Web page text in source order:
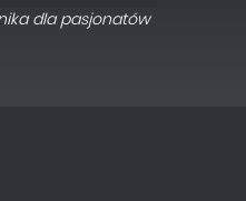
dla pasjonatów